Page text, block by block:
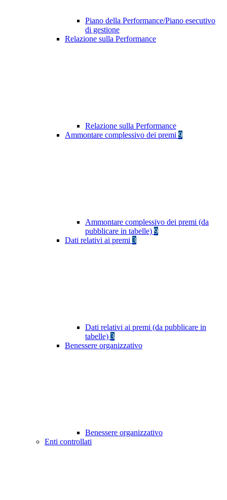
Piano della Performance/Piano esecutivo
di gestione
Relazione sulla Performance
Relazione sulla Performance
Ammontare complessivo dei premi 9
Ammontare complessivo dei premi (da
pubblicare in tabelle) 9
Dati relativi ai premi 3
Dati relativi ai premi (da pubblicare in
tabelle) 3
Benessere organizzativo
Benessere organizzativo
Enti controllati